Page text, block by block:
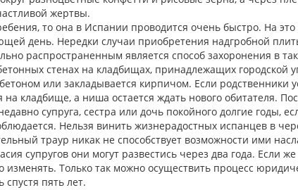
жертвы.
то она в Испании проводится очень быстро. На
день. Нередки случаи приобретения надгробной
распространенным является способ захоронения в
стенах на кладбищах, принадлежащих городской
или закладывается кирпичом. Если родственники
на кладбище, а ниша остается ждать нового обитателя.
супруга, сестра или дочь покойного долгие годы,
Нельзя винить жизнерадостных испанцев в
траур никак не способствует возможности ими
супругов они могут развестись через два года. Если
изменять. Только так можно осуществить процесс
пять лет.